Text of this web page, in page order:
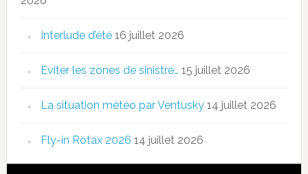
Interlude d’été 16 juillet 2026
Eviter les zones de sinistre… 15 juillet 2026
La situation météo par Ventusky 14 juillet 2026
Fly-in Rotax 2026 14 juillet 2026